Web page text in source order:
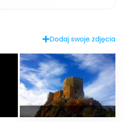
Dodaj swoje zdjęcia